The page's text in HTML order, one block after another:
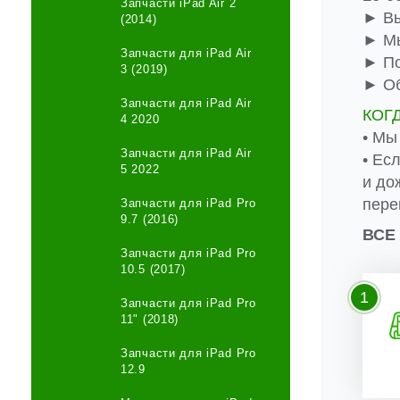
Запчасти iPad Air 2
(2014)
Запчасти для iPad Air
3 (2019)
Запчасти для iPad Air
4 2020
Запчасти для iPad Air
5 2022
Запчасти для iPad Pro
9.7 (2016)
Запчасти для iPad Pro
10.5 (2017)
Запчасти для iPad Pro
11" (2018)
Запчасти для iPad Pro
12.9
►
►
►
►
• Мы
•
и
1